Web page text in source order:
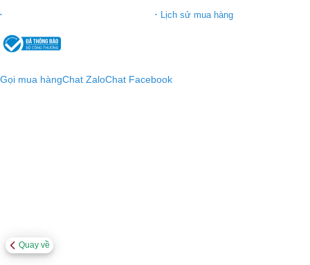
Lịch sử mua hàng
Gọi mua hàngChat ZaloChat Facebook
Quay về